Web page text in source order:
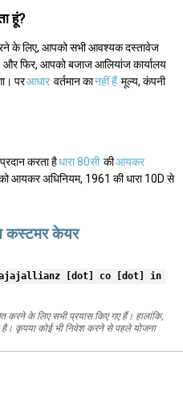
हूं?
के लिए, आपको सभी आवश्यक दस्तावेज
और फिर, आपको बजाज आलियांज कार्यालय
परआधार वर्तमान कानहीं हैं मूल्य, कंपनी
करता हैधारा 80सी कीआयकर
आयकर अधिनियम, 1961 की धारा 10D से
कस्टमर केयर
bajajallianz [dot] co [dot] in
करने के लिए सभी प्रयास किए गए हैं। हालांकि,
है। कृपया कोई भी निवेश करने से पहले योजना